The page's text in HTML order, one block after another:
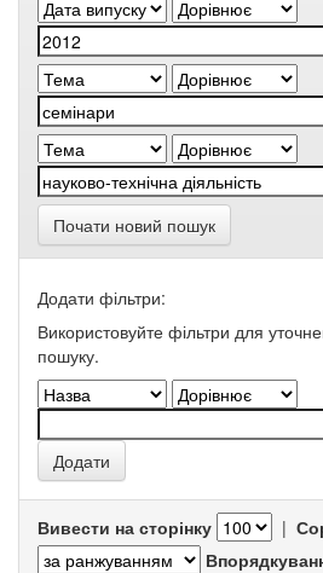
Почати новий пошук
Додати фільтри:
Використовуйте фільтри для
пошуку.
Вивести на сторінку |